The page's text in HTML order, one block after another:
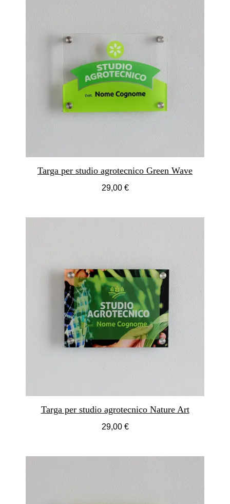
Targa per studio agrotecnico Green Wave
29,00 €
Targa per studio agrotecnico Nature Art
29,00 €